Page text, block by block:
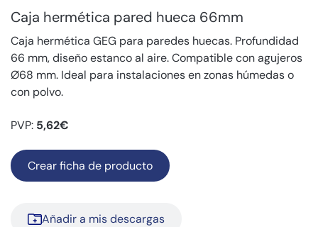
Caja hermética pared hueca 66mm
Caja hermética GEG para paredes huecas. Profundidad
66 mm, diseño estanco al aire. Compatible con agujeros
Ø68 mm. Ideal para instalaciones en zonas húmedas o
con polvo.
PVP: 5,62€
Crear ficha de producto
Añadir a mis descargas